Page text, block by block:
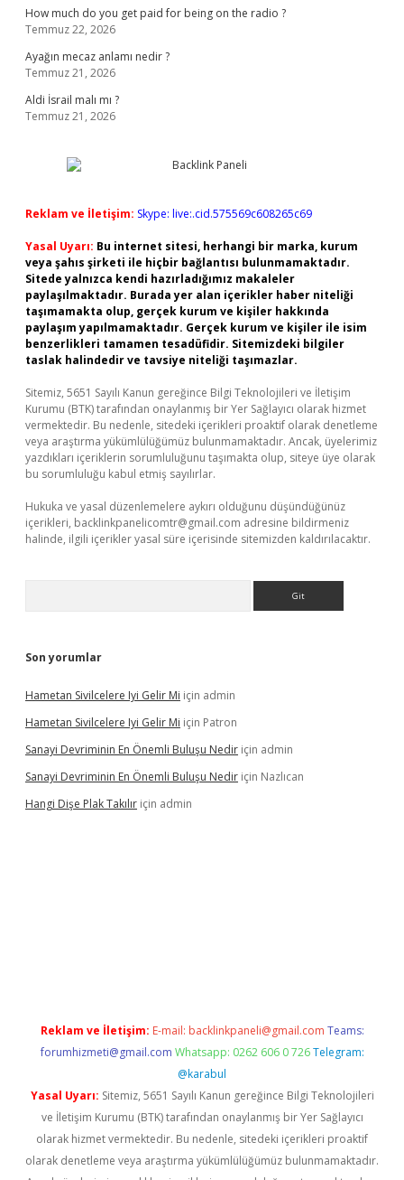
How much do you get paid for being on the radio ?
Temmuz 22, 2026
Ayağın mecaz anlamı nedir ?
Temmuz 21, 2026
Aldi İsrail malı mı ?
Temmuz 21, 2026
Reklam ve İletişim: Skype: live:.cid.575569c608265c69
Yasal Uyarı: Bu internet sitesi, herhangi bir marka, kurum
veya şahıs şirketi ile hiçbir bağlantısı bulunmamaktadır.
Sitede yalnızca kendi hazırladığımız makaleler
paylaşılmaktadır. Burada yer alan içerikler haber niteliği
taşımamakta olup, gerçek kurum ve kişiler hakkında
paylaşım yapılmamaktadır. Gerçek kurum ve kişiler ile isim
benzerlikleri tamamen tesadüfidir. Sitemizdeki bilgiler
taslak halindedir ve tavsiye niteliği taşımazlar.
Sitemiz, 5651 Sayılı Kanun gereğince Bilgi Teknolojileri ve İletişim
Kurumu (BTK) tarafından onaylanmış bir Yer Sağlayıcı olarak hizmet
vermektedir. Bu nedenle, sitedeki içerikleri proaktif olarak denetleme
veya araştırma yükümlülüğümüz bulunmamaktadır. Ancak, üyelerimiz
yazdıkları içeriklerin sorumluluğunu taşımakta olup, siteye üye olarak
bu sorumluluğu kabul etmiş sayılırlar.
Hukuka ve yasal düzenlemelere aykırı olduğunu düşündüğünüz
içerikleri, backlinkpanelicomtr@gmail.com adresine bildirmeniz
halinde, ilgili içerikler yasal süre içerisinde sitemizden kaldırılacaktır.
Son yorumlar
Hametan Sivilcelere Iyi Gelir Mi için admin
Hametan Sivilcelere Iyi Gelir Mi için Patron
Sanayi Devriminin En Önemli Buluşu Nedir için admin
Sanayi Devriminin En Önemli Buluşu Nedir için Nazlıcan
Hangi Dişe Plak Takılır için admin
Reklam ve İletişim: E-mail: backlinkpaneli@gmail.com Teams:
forumhizmeti@gmail.com Whatsapp: 0262 606 0 726 Telegram:
@karabul
Yasal Uyarı: Sitemiz, 5651 Sayılı Kanun gereğince Bilgi Teknolojileri
ve İletişim Kurumu (BTK) tarafından onaylanmış bir Yer Sağlayıcı
olarak hizmet vermektedir. Bu nedenle, sitedeki içerikleri proaktif
olarak denetleme veya araştırma yükümlülüğümüz bulunmamaktadır.